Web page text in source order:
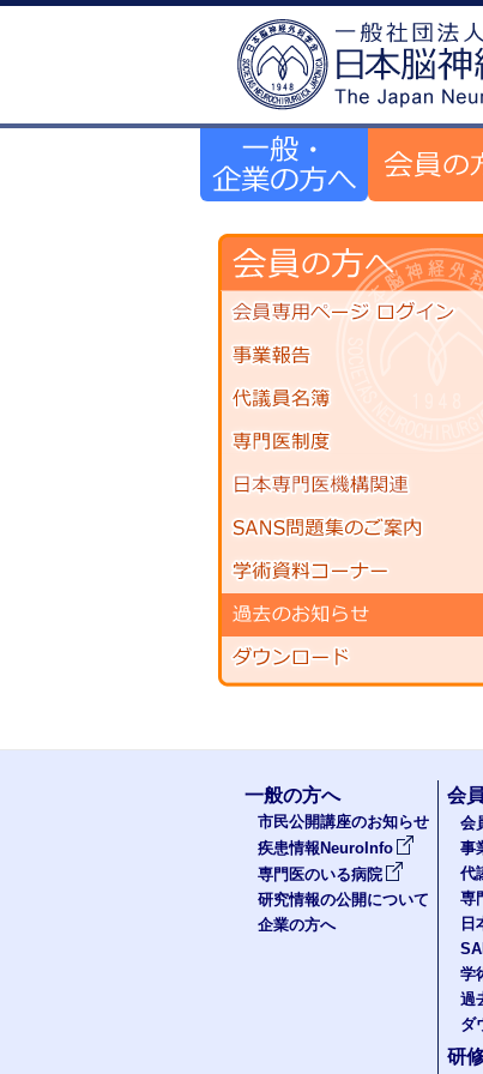
一般の方へ
市民公開講座のお知らせ
疾患情報NeuroInfo
専門医のいる病院
研究情報の公開について
企業の方へ
会
会
事
代
専
日
学
過
ダ
研